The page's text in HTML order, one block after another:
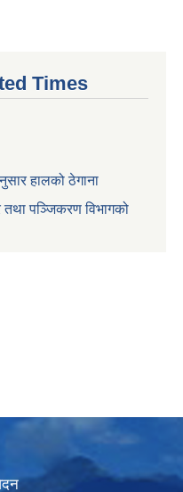
Times
हालको ठेगाना
तथा पञ्जिकरण विभागको